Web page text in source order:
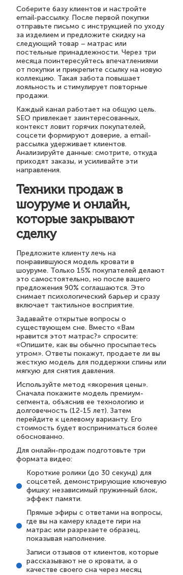
Соберите базу клиентов и настройте
email-рассылку. После первой покупки
отправьте письмо с инструкцией по уходу
за изделием и предложите скидку на
следующий товар – матрас или
постельные принадлежности. Через три
месяца поинтересуйтесь впечатлениями
от покупки и прикрепите ссылку на новую
коллекцию. Такая забота повышает
лояльность и стимулирует повторные
продажи.
Каждый канал работает на общую цель.
SEO привлекает заинтересованных,
контекст ловит горячих покупателей,
соцсети формируют доверие, а email-
рассылка удерживает клиентов.
Анализируйте данные: смотрите, откуда
приходят заказы, и усиливайте эти
направления.
Техники продаж в
шоуруме и онлайн,
которые закрывают
сделку
Предложите клиенту лечь на
понравившуюся модель кровати в
шоуруме. Только 15% покупателей делают
это самостоятельно, но после вашего
предложения 90% соглашаются. Это
снимает психологический барьер и сразу
включает тактильное восприятие.
Задавайте открытые вопросы о
существующем сне. Вместо «Вам
нравится этот матрас?» спросите:
«Опишите, как вы обычно просыпаетесь
утром». Ответы покажут, продаете ли вы
жесткую модель для поддержки спины или
мягкую для снятия давления.
Используйте метод «якорения цены».
Сначала покажите модель премиум-
сегмента, объяснив ее технологию и
долговечность (12-15 лет). Затем
перейдите к целевому варианту. Его
стоимость будет восприниматься более
обоснованно.
Для онлайн-продаж подготовьте три
формата видео:
Короткие ролики (до 30 секунд) для
соцсетей, демонстрирующие ключевую
фишку: независимый пружинный блок,
эффект памяти.
Прямые эфиры с ответами на вопросы,
где вы на камеру кладете гири на
матрас или разрезаете образец,
показывая наполнение.
Записи отзывов от клиентов, которые
рассказывают не о кровати, а о
качестве своего сна через месяц